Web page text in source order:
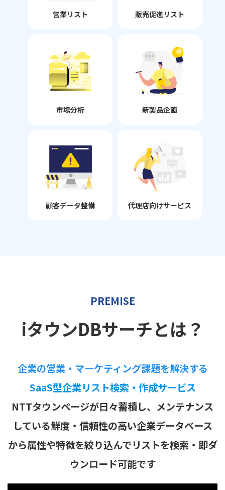
営業リスト 販売促進リスト
市場分析 新製品企画
顧客データ整備 代理店向けサービス
PREMISE
iタウンDBサーチとは？
企業の営業・マーケティング課題を解決する
SaaS型企業リスト検索・作成サービス
NTTタウンページが日々蓄積し、メンテナンス
している鮮度・信頼性の高い企業データベース
から属性や特徴を絞り込んでリストを検索・即ダ
ウンロード可能です